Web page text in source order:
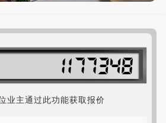
业主通过此功能获取报价